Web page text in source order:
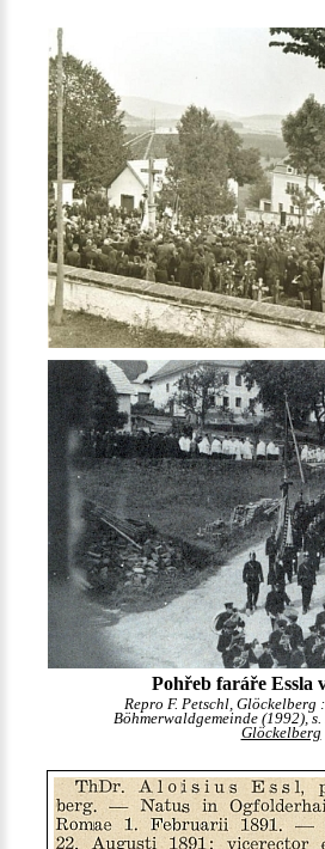
Pohřeb faráře Essla
Repro F. Petschl, Glöckelberg
Böhmerwaldgemeinde (1992),
Glöckelberg